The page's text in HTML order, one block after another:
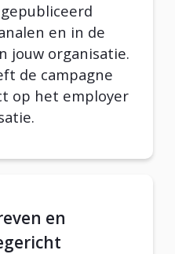
en in de
jouw organisatie.
de campagne
op het employer
en